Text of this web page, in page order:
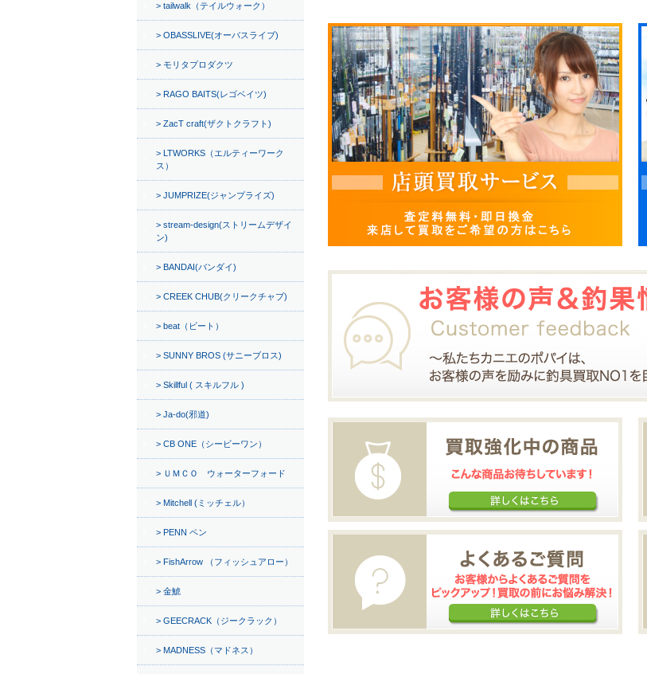
tailwalk（テイルウォーク）
OBASSLIVE(オーバスライブ)
モリタプロダクツ
RAGO BAITS(レゴベイツ)
ZacT craft(ザクトクラフト)
LTWORKS（エルティーワーク
ス）
JUMPRIZE(ジャンプライズ)
stream-design(ストリームデザイ
ン)
BANDAI(バンダイ)
CREEK CHUB(クリークチャブ)
beat（ビート）
SUNNY BROS (サニーブロス)
Skillful ( スキルフル )
Ja-do(邪道)
CB ONE（シービーワン）
ＵＭＣＯ ウォーターフォード
Mitchell (ミッチェル）
PENN ペン
FishArrow （フィッシュアロー）
金鯱
GEECRACK（ジークラック）
MADNESS（マドネス）